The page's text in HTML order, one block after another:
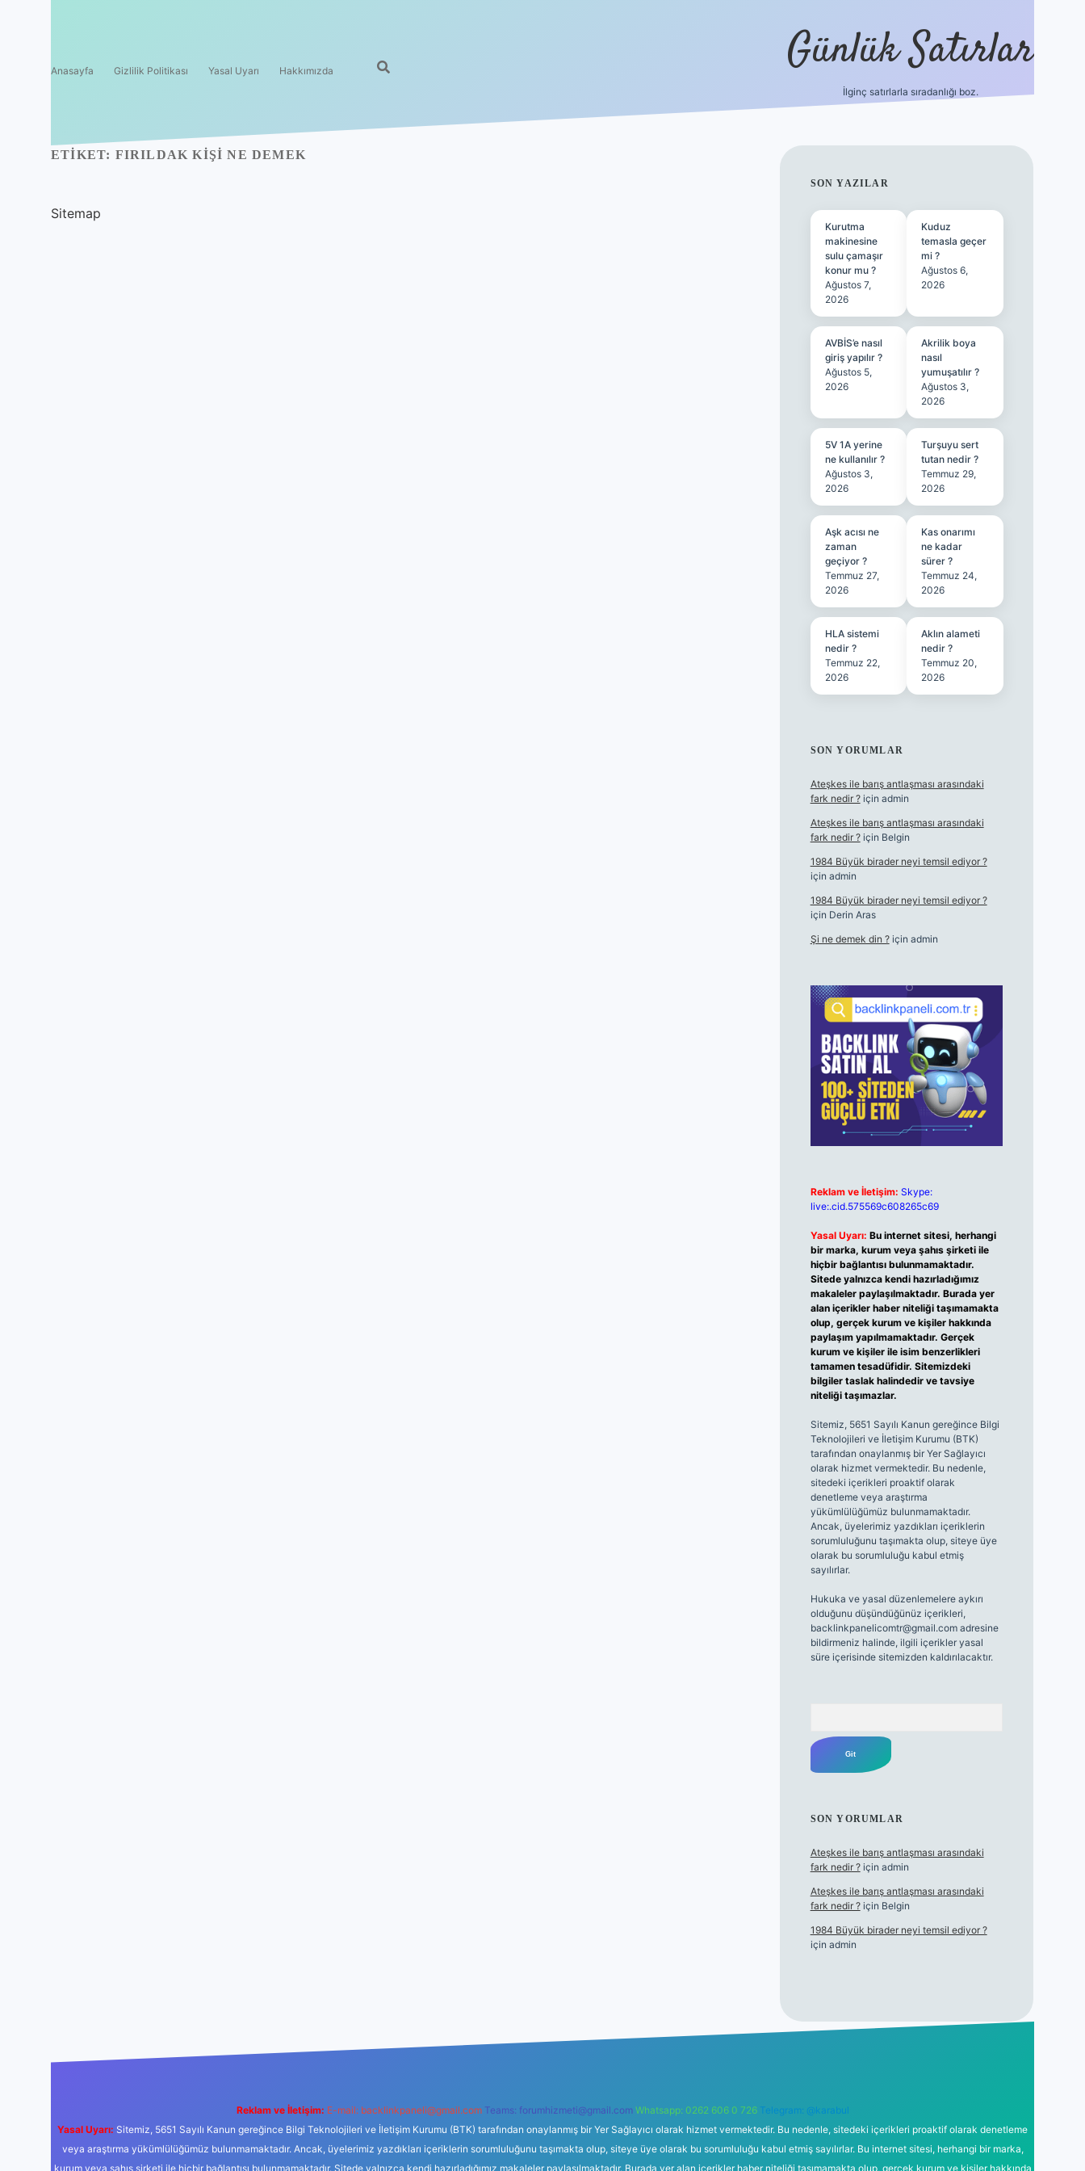
Anasayfa Gizlilik Politikası Yasal Uyarı Hakkımızda Günlük Satırlar
İlginç satırlarla sıradanlığı boz.
ETIKET: FIRILDAK KIŞI NE DEMEK
Sitemap
SIDEBAR
SON YAZILAR
Kurutma
makinesine
sulu çamaşır
konur mu ?
Ağustos 7,
2026
Kuduz
temasla geçer
mi ?
Ağustos 6,
2026
AVBİS’e nasıl
giriş yapılır ?
Ağustos 5,
2026
Akrilik boya
nasıl
yumuşatılır ?
Ağustos 3,
2026
5V 1A yerine
ne kullanılır ?
Ağustos 3,
2026
Turşuyu sert
tutan nedir ?
Temmuz 29,
2026
Aşk acısı ne
zaman
geçiyor ?
Temmuz 27,
2026
Kas onarımı
ne kadar
sürer ?
Temmuz 24,
2026
HLA sistemi
nedir ?
Temmuz 22,
2026
Aklın alameti
nedir ?
Temmuz 20,
2026
SON YORUMLAR
Ateşkes ile barış antlaşması arasındaki
fark nedir ?için admin
Ateşkes ile barış antlaşması arasındaki
fark nedir ?için Belgin
1984 Büyük birader neyi temsil ediyor ?
için admin
1984 Büyük birader neyi temsil ediyor ?
için Derin Aras
Şi ne demek din ?için admin
Reklam ve İletişim: Skype:
live:.cid.575569c608265c69
Yasal Uyarı: Bu internet sitesi, herhangi
bir marka, kurum veya şahıs şirketi ile
hiçbir bağlantısı bulunmamaktadır.
Sitede yalnızca kendi hazırladığımız
makaleler paylaşılmaktadır. Burada yer
alan içerikler haber niteliği taşımamakta
olup, gerçek kurum ve kişiler hakkında
paylaşım yapılmamaktadır. Gerçek
kurum ve kişiler ile isim benzerlikleri
tamamen tesadüfidir. Sitemizdeki
bilgiler taslak halindedir ve tavsiye
niteliği taşımazlar.
Sitemiz, 5651 Sayılı Kanun gereğince Bilgi
Teknolojileri ve İletişim Kurumu (BTK)
tarafından onaylanmış bir Yer Sağlayıcı
olarak hizmet vermektedir. Bu nedenle,
sitedeki içerikleri proaktif olarak
denetleme veya araştırma
yükümlülüğümüz bulunmamaktadır.
Ancak, üyelerimiz yazdıkları içeriklerin
sorumluluğunu taşımakta olup, siteye üye
olarak bu sorumluluğu kabul etmiş
sayılırlar.
Hukuka ve yasal düzenlemelere aykırı
olduğunu düşündüğünüz içerikleri,
backlinkpanelicomtr@gmail.comadresine
bildirmeniz halinde, ilgili içerikler yasal
süre içerisinde sitemizden kaldırılacaktır.
SON YORUMLAR
Ateşkes ile barış antlaşması arasındaki
fark nedir ?için admin
Ateşkes ile barış antlaşması arasındaki
fark nedir ?için Belgin
1984 Büyük birader neyi temsil ediyor ?
için admin
ilbet giriş
Reklam ve İletişim: E-mail: backlinkpaneli@gmail.com Teams: forumhizmeti@gmail.com Whatsapp: 0262 606 0 726 Telegram: @karabul
Yasal Uyarı: Sitemiz, 5651 Sayılı Kanun gereğince Bilgi Teknolojileri ve İletişim Kurumu (BTK) tarafından onaylanmış bir Yer Sağlayıcı olarak hizmet vermektedir. Bu nedenle, sitedeki içerikleri proaktif olarak denetleme
veya araştırma yükümlülüğümüz bulunmamaktadır. Ancak, üyelerimiz yazdıkları içeriklerin sorumluluğunu taşımakta olup, siteye üye olarak bu sorumluluğu kabul etmiş sayılırlar. Bu internet sitesi, herhangi bir marka,
kurum veya şahıs şirketi ile hiçbir bağlantısı bulunmamaktadır. Sitede yalnızca kendi hazırladığımız makaleler paylaşılmaktadır. Burada yer alan içerikler haber niteliği taşımamakta olup, gerçek kurum ve kişiler hakkında